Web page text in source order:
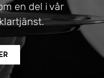
en del i vår